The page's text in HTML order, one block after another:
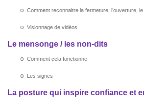
o Comment reconnaitre la fermeture, l’ouverture, le
o Visionnage de vidéos
Le mensonge / les non-dits
o Comment cela fonctionne
o Les signes
La posture qui inspire confiance et